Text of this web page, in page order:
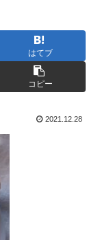
はてブ
コピー
2021.12.28